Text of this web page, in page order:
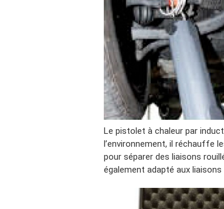
Le pistolet à chaleur par
l’environnement, il réchauffe
pour séparer des liaisons
également adapté aux